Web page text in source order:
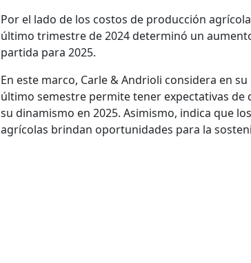
Por el lado de los costos de producción
último trimestre de 2024 determinó un
partida para 2025.
En este marco, Carle & Andrioli considera en
último semestre permite tener expectativas
su dinamismo en 2025. Asimismo, indica que
agrícolas brindan oportunidades para la